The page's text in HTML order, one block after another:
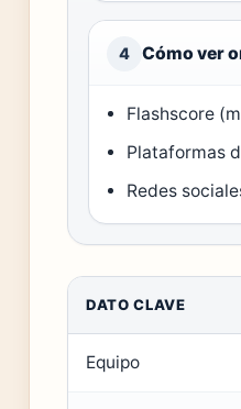
4 Cómo ver
Flashscore
Plataformas
Redes
DATO CLAVE
Equipo